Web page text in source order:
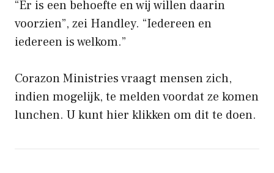
“Er is een behoefte en wij willen daarin
voorzien”, zei Handley. “Iedereen en
iedereen is welkom.”
Corazon Ministries vraagt ​​mensen zich,
indien mogelijk, te melden voordat ze komen
lunchen. U kunt hier klikken om dit te doen.